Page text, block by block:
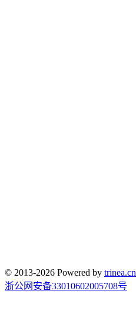
© 2013-2026 Powered by trinea.cn
浙公网安备33010602005708号